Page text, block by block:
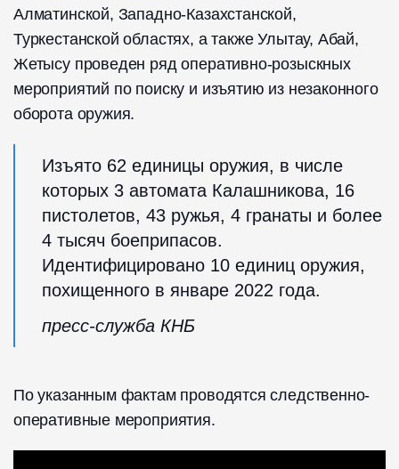
Алматинской, Западно-Казахстанской,
Туркестанской областях, а также Улытау, Абай,
Жетысу проведен ряд оперативно-розыскных
мероприятий по поиску и изъятию из незаконного
оборота оружия.
Изъято 62 единицы оружия, в числе
которых 3 автомата Калашникова, 16
пистолетов, 43 ружья, 4 гранаты и более
4 тысяч боеприпасов.
Идентифицировано 10 единиц оружия,
похищенного в январе 2022 года.
пресс-служба КНБ
По указанным фактам проводятся следственно-
оперативные мероприятия.